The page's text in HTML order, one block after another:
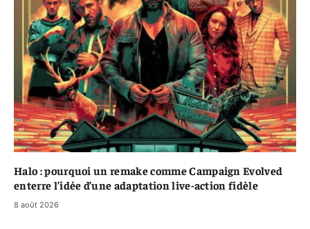
Halo : pourquoi un remake comme Campaign Evolved
enterre l’idée d’une adaptation live-action fidèle
8 août 2026